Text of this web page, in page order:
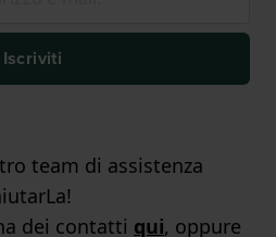
Iscriviti
team di assistenza
dei contatti qui, oppure